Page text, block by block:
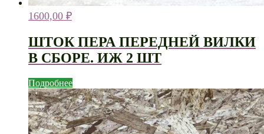
1600,00 ₽
ШТОК ПЕРА ПЕРЕДНЕЙ ВИЛКИ
В СБОРЕ. ИЖ 2 ШТ
Подробнее